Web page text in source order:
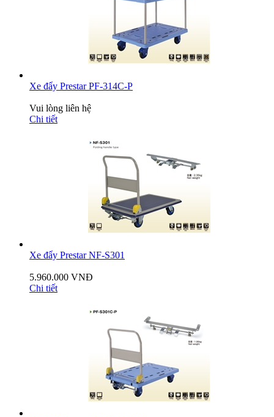
Xe đẩy Prestar PF-314C-P
Vui lòng liên hệ
Chi tiết
Xe đẩy Prestar NF-S301
5.960.000 VNĐ
Chi tiết